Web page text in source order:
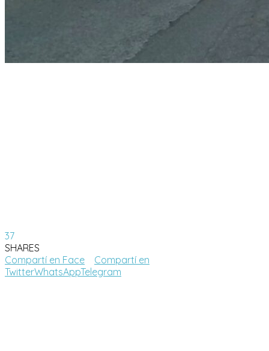
37
SHARES
Compartí en Face
Compartí en
TwitterWhatsAppTelegram